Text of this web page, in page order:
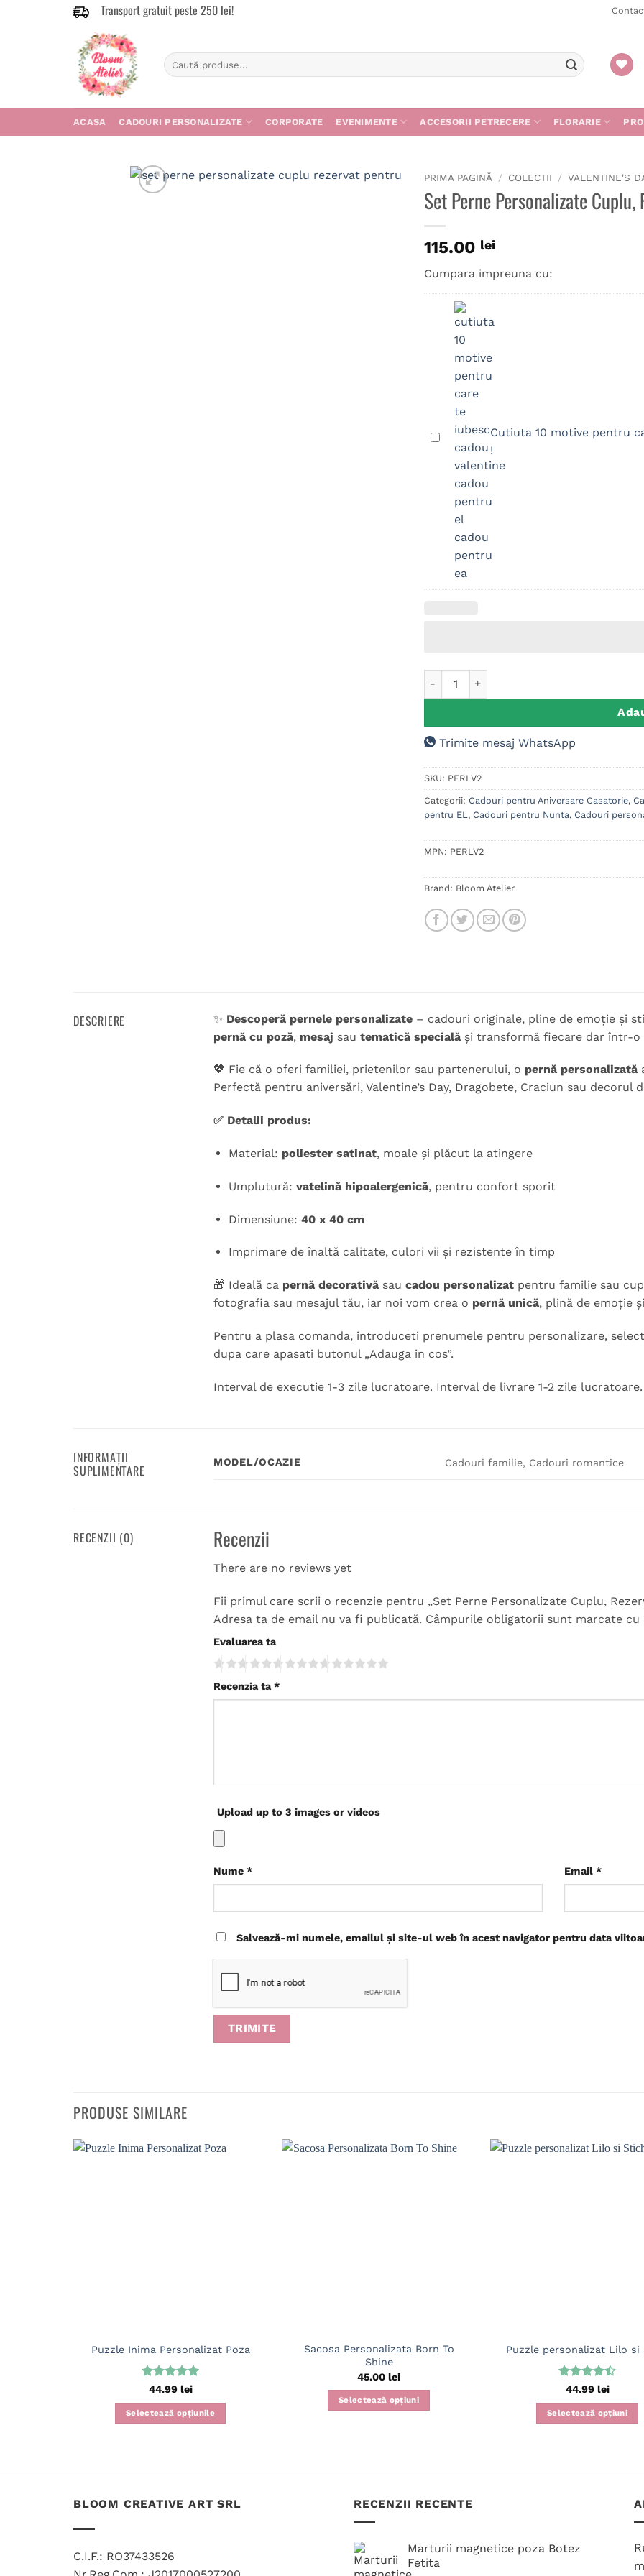
Transport gratuit peste 250 lei!
Caută
după:
ACASA CADOURI PERSONALIZATE CORPORATE EVENIMENTE ACCESORII PETRECERE FLORARIE
PRIMA PAGINĂ / COLECTII / VALENTINE'S
Set Perne Personalizate
115.00 lei
Cumpara impreuna cu:
Cutiuta
motive
pentru
IUBESC
Cutiuta 10 motive pentru
!
Trimite mesaj WhatsApp
SKU: PERLV2
Categorii: Cadouri pentru Aniversare Casatorie,
pentru EL , Cadouri pentru Nunta, Cadouri
MPN: PERLV2
Brand: Bloom Atelier
DESCRIERE ✨ Descoperă pernele personalizate – cadouri originale, pline de emoție și
pernă cu poză, mesaj sau tematică specială și transformă fiecare dar într-o
💖 Fie că o oferi familiei, prietenilor sau partenerului, o pernă personalizată
Perfectă pentru aniversări, Valentine’s Day, Dragobete, Craciun sau decorul
✅ Detalii produs:
Material: poliester satinat, moale și plăcut la atingere
Umplutură: vatelină hipoalergenică, pentru confort sporit
Dimensiune: 40 x 40 cm
Imprimare de înaltă calitate, culori vii și rezistente în timp
🎁 Ideală ca pernă decorativă sau cadou personalizat pentru familie sau
fotografia sau mesajul tău, iar noi vom crea o pernă unică, plină de emoție
Pentru a plasa comanda, introduceti prenumele pentru personalizare,
dupa care apasati butonul „Adauga in cos”.
Interval de executie 1-3 zile lucratoare. Interval de livrare 1-2 zile lucratoare.
INFORMAȚII
SUPLIMENTARE MODEL/OCAZIE Cadouri familie, Cadouri romantice
RECENZII (0) Recenzii
There are no reviews yet
Fii primul care scrii o recenzie pentru „Set Perne Personalizate Cuplu,
Adresa ta de email nu va fi publicată. Câmpurile obligatorii sunt marcate cu
Evaluarea ta
Recenzia ta *
Upload up to 3 images or videos
Nume * Email *
Salvează-mi numele, emailul și site-ul web în acest navigator pentru data
PRODUSE SIMILARE
Puzzle Inima Personalizat Poza
Evaluat la
44.99 lei
Selectează opțiunile
Sacosa Personalizata Born To
Shine
45.00 lei
Selectează opțiuni
Puzzle personalizat Lilo si
Evaluat la
44.99 lei
Selectează opțiuni
BLOOM CREATIVE ART SRL
C.I.F.: RO37433526
RECENZII RECENTE
Marturii magnetice poza Botez
Fetita